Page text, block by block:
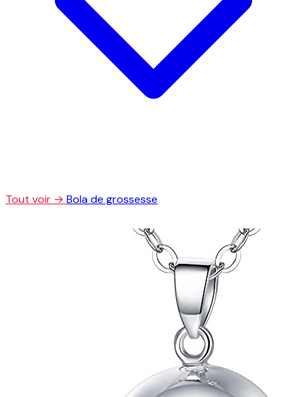
Tout voir → Bola de grossesse